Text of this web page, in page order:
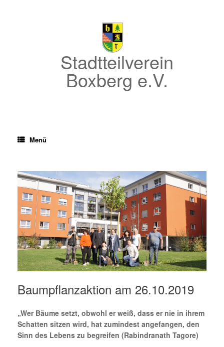
Stadtteilverein
Boxberg e.V.
Menü
Baumpflanzaktion am 26.10.2019
„Wer Bäume setzt, obwohl er weiß, dass er nie in ihrem
Schatten sitzen wird, hat zumindest angefangen, den
Sinn des Lebens zu begreifen (Rabindranath Tagore)